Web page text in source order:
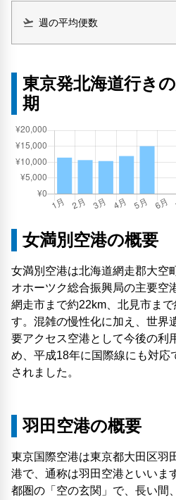
週の平均便数
東京発北海道行き
期
女満別空港の概要
女満別空港は北海道網走郡大空
オホーツク総合振興局の主要空
網走市まで約22km、北見市ま
す。混雑の慢性化に加え、世界
要アクセス空港として今後の利
め、平成18年に国際線にも対応
されました。
羽田空港の概要
東京国際空港は東京都大田区羽
港で、通称は羽田空港といいま
都圏の「空の玄関」で、長い間